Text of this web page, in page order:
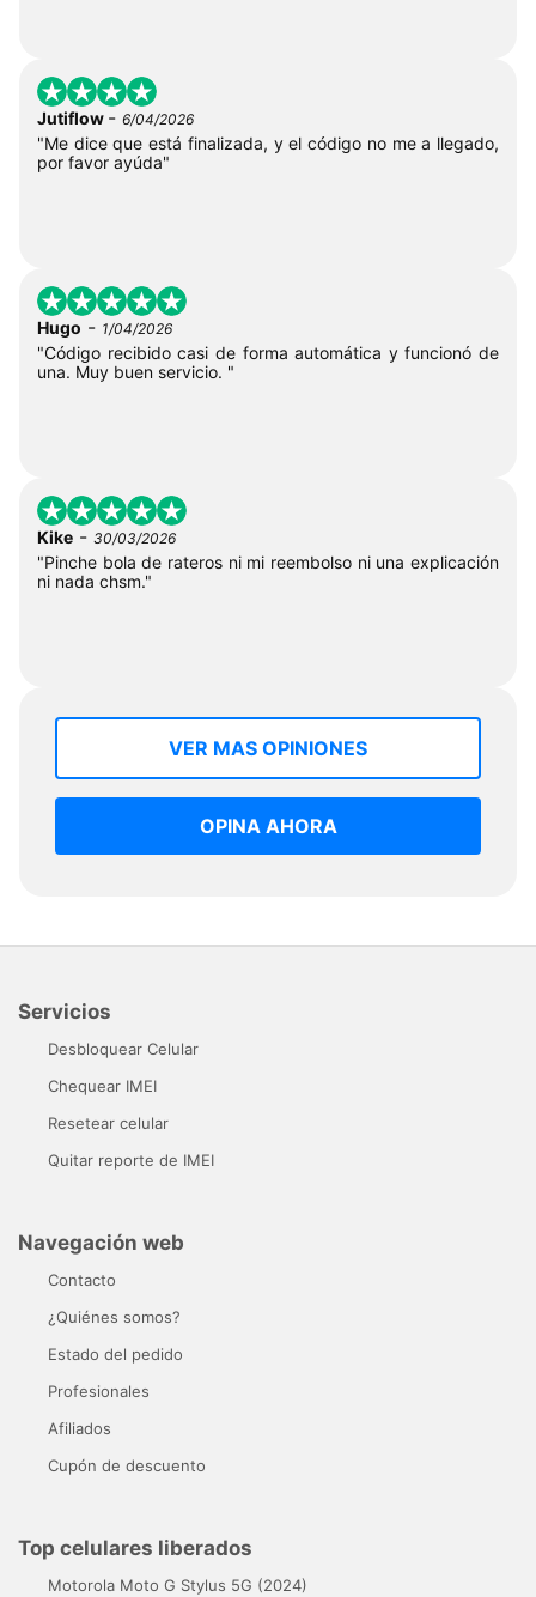
Jutiflow - 6/04/2026
"Me dice que está finalizada, y el código no me a llegado,
por favor ayúda"
Hugo - 1/04/2026
"Código recibido casi de forma automática y funcionó de
una. Muy buen servicio. "
Kike - 30/03/2026
"Pinche bola de rateros ni mi reembolso ni una explicación
ni nada chsm."
VER MAS OPINIONES
OPINA AHORA
Servicios
Desbloquear Celular
Chequear IMEI
Resetear celular
Quitar reporte de IMEI
Navegación web
Contacto
¿Quiénes somos?
Estado del pedido
Profesionales
Afiliados
Cupón de descuento
Top celulares liberados
Motorola Moto G Stylus 5G (2024)